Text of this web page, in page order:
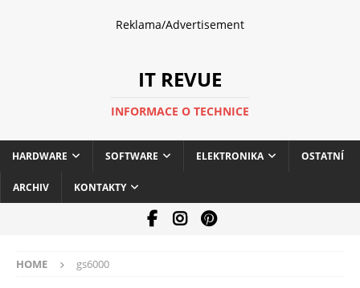
Reklama/Advertisement
IT REVUE
INFORMACE O TECHNICE
HARDWARE SOFTWARE ELEKTRONIKA OSTATNÍ
ARCHIV KONTAKTY
HOME gs6000